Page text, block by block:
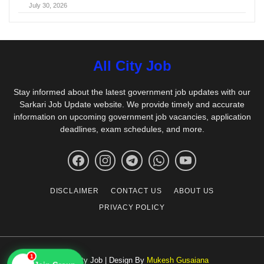
July 30, 2026
All City Job
Stay informed about the latest government job updates with our
Sarkari Job Update website. We provide timely and accurate
information on upcoming government job vacancies, application
deadlines, exam schedules, and more.
DISCLAIMER CONTACT US
ABOUT US
PRIVACY POLICY
© All City Job | Design By Mukesh Gusaiana
1